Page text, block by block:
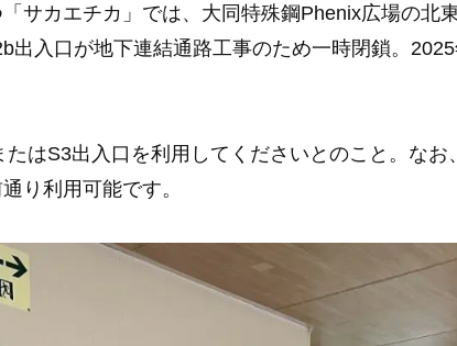
サカエチカ」では、大同特殊鋼Phenix広場の北
出入口が地下連結通路工事のため一時閉鎖。
たはS3出入口を利用してくださいとのこと。なお
り利用可能です。